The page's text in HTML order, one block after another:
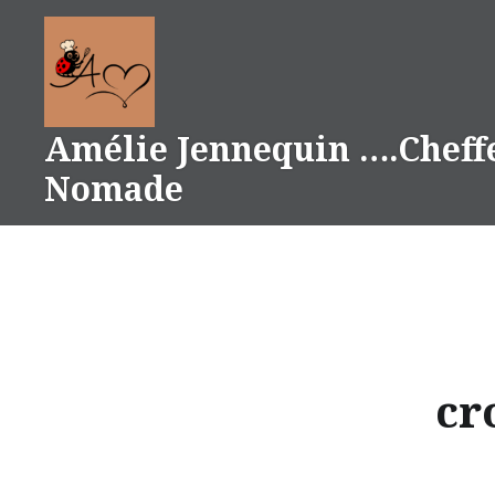
contenu
Amélie Jennequin
Nomade